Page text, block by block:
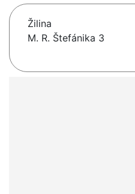
Žilina
M. R. Štefánika 3